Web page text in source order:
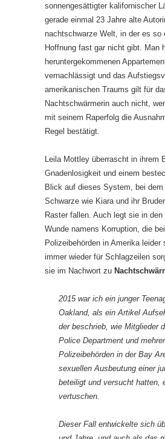
sonnengesättigter kalifornischer
gerade einmal 23 Jahre alte
nachtschwarze Welt, in der es so
Hoffnung fast gar nicht gibt. Man
heruntergekommenen
vernachlässigt und das
amerikanischen Traums gilt für
Nachtschwärmerin auch nicht,
mit seinem Raperfolg die
Regel bestätigt.
Leila Mottley überrascht in ihrem
Gnadenlosigkeit und einem
Blick auf dieses System, bei
Schwarze wie Kiara und ihr
Raster fallen. Auch legt sie in den
Wunde namens Korruption, die
Polizeibehörden in Amerika leider
immer wieder für Schlagzeilen
sie im Nachwort zu
2015 war ich ein junger
Oakland, als ein Artikel
der beschrieb, wie Mitglieder
Police Department und
Polizeibehörden in der Bay
sexuellen Ausbeutung einer
beteiligt und versucht hatten,
vertuschen.
Dieser Fall entwickelte sich